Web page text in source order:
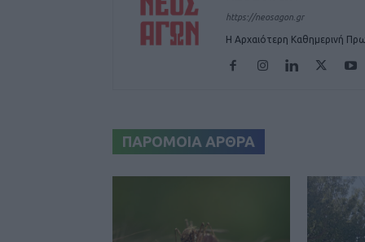
https://neosagon.gr
Η Αρχαιότερη Καθημερινή
ΠΑΡΟΜΟΙΑ ΑΡΘΡΑ